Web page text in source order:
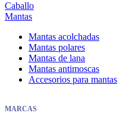
Caballo
Mantas
Mantas acolchadas
Mantas polares
Mantas de lana
Mantas antimoscas
Accesorios para mantas
MARCAS